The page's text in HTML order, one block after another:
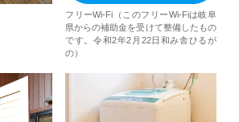
フリーWi-Fi（このフリーWi-Fiは岐阜
県からの補助金を受けて整備したもの
です。令和2年2月22日和み舎ひるが
の）